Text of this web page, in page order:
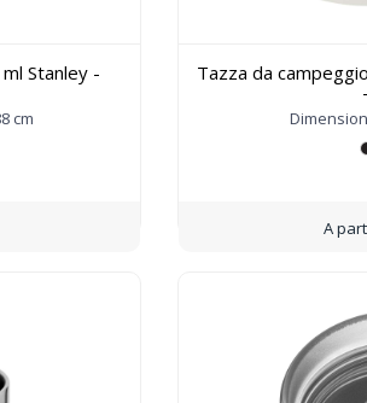
Stanley -
cm
Tazza da